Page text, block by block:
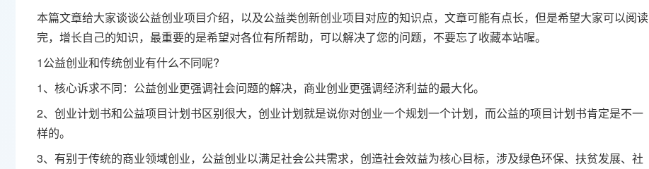
本篇文章给大家谈谈公益创业项目介绍，以及公益类创新创业项目对应的知识点，文章可能有点长，但是希望大家可以阅读
完，增长自己的知识，最重要的是希望对各位有所帮助，可以解决了您的问题，不要忘了收藏本站喔。
1公益创业和传统创业有什么不同呢?
1、核心诉求不同：公益创业更强调社会问题的解决，商业创业更强调经济利益的最大化。
2、创业计划书和公益项目计划书区别很大，创业计划就是说你对创业一个规划一个计划，而公益的项目计划书肯定是不一
样的。
3、有别于传统的商业领域创业，公益创业以满足社会公共需求，创造社会效益为核心目标，涉及绿色环保、扶贫发展、社